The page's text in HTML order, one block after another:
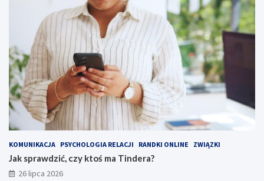
KOMUNIKACJA PSYCHOLOGIA RELACJI RANDKI ONLINE ZWIĄZKI
Jak sprawdzić, czy ktoś ma Tindera?
26 lipca 2026